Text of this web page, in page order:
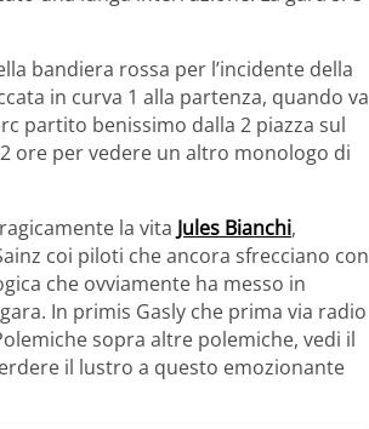
bandiera rossa per l’incidente della
in curva 1 alla partenza, quando va
partito benissimo dalla 2 piazza sul
ore per vedere un altro monologo di
la vita Jules Bianchi,
coi piloti che ancora sfrecciano con
che ovviamente ha messo in
In primis Gasly che prima via radio
sopra altre polemiche, vedi il
il lustro a questo emozionante